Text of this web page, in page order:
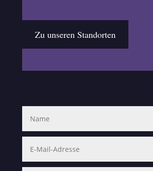
Zu unseren Standorten